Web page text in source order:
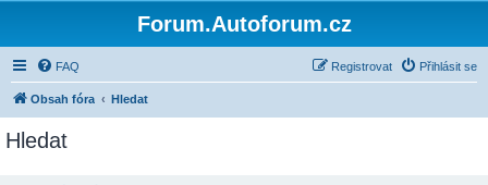
Forum.Autoforum.cz
FAQ Přihlásit se
Registrovat
Obsah fóra Hledat
Hledat